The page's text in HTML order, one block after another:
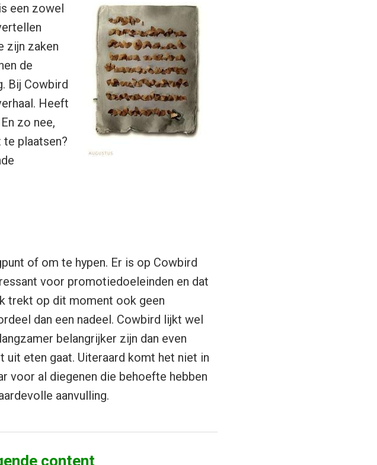
een zowel
zijn zaken
de
Bij Cowbird
Heeft
zo nee,
plaatsen?
of om te hypen. Er is op Cowbird
voor promotiedoeleinden en dat
trekt op dit moment ook geen
dan een nadeel. Cowbird lijkt wel
belangrijker zijn dan even
uit eten gaat. Uiteraard komt het niet in
voor al diegenen die behoefte hebben
aanvulling.
content